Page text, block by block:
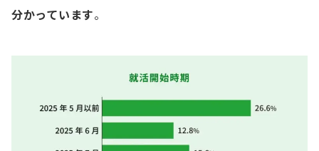
分かっています。